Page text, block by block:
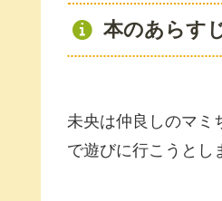
本のあらす
未央は仲良しのマミ
で遊びに行こうとし